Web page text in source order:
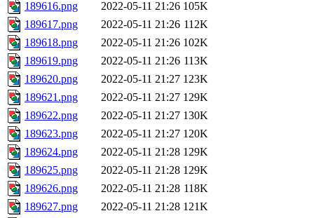
189616.png
2022-05-11 21:26 105K
189617.png
2022-05-11 21:26 112K
189618.png
2022-05-11 21:26 102K
189619.png
2022-05-11 21:26 113K
189620.png
2022-05-11 21:27 123K
189621.png
2022-05-11 21:27 129K
189622.png
2022-05-11 21:27 130K
189623.png
2022-05-11 21:27 120K
189624.png
2022-05-11 21:28 129K
189625.png
2022-05-11 21:28 129K
189626.png
2022-05-11 21:28 118K
189627.png
2022-05-11 21:28 121K